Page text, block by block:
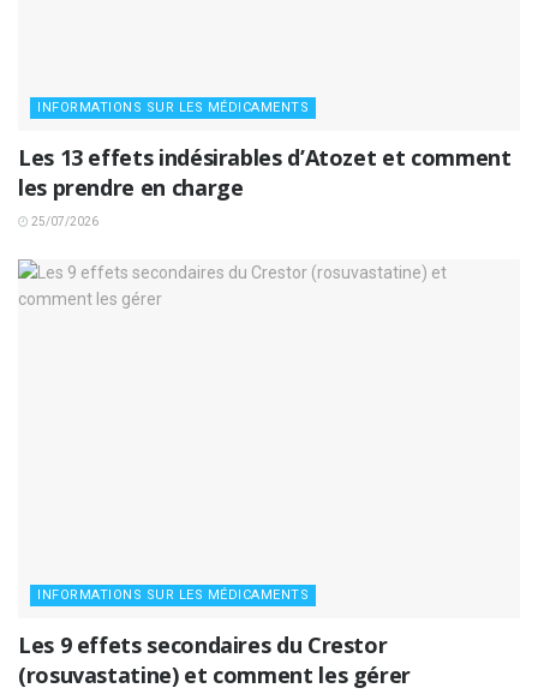
INFORMATIONS SUR LES MÉDICAMENTS
Les 13 effets indésirables d’Atozet et comment
les prendre en charge
25/07/2026
INFORMATIONS SUR LES MÉDICAMENTS
Les 9 effets secondaires du Crestor
(rosuvastatine) et comment les gérer